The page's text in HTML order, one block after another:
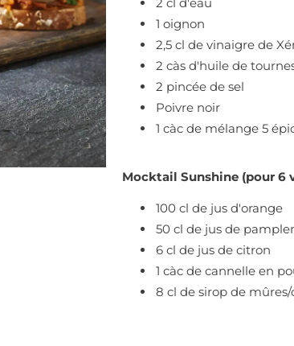
1 oignon
2,5 cl de vinaigre de
2 càs d'huile de
2 pincée de sel
Poivre noir
1 càc de mélange 5
Mocktail Sunshine (pour 6
100 cl de jus d'orange
50 cl de jus de
6 cl de jus de citron
1 càc de cannelle en
8 cl de sirop de mûres/